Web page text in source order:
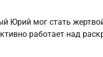
Юрий мог стать
работает над